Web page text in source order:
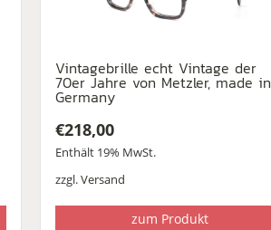
Vintagebrille echt Vintage der
70er Jahre von Metzler, made in
Germany
€218,00
Enthält 19% MwSt.
zzgl.Versand
zum Produkt